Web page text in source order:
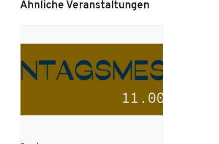
Ähnliche Veranstaltungen